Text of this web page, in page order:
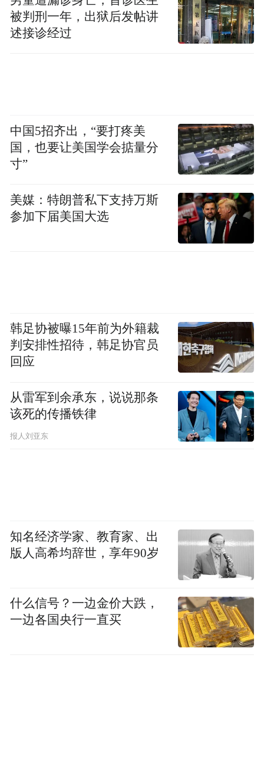
被判刑一年，出狱后发帖讲
述接诊经过
中国5招齐出，“要打疼美
国，也要让美国学会掂量分
寸”
美媒：特朗普私下支持万斯
参加下届美国大选
韩足协被曝15年前为外籍裁
判安排性招待，韩足协官员
回应
从雷军到余承东，说说那条
该死的传播铁律
报人刘亚东
知名经济学家、教育家、出
版人高希均辞世，享年90岁
什么信号？一边金价大跌，
一边各国央行一直买